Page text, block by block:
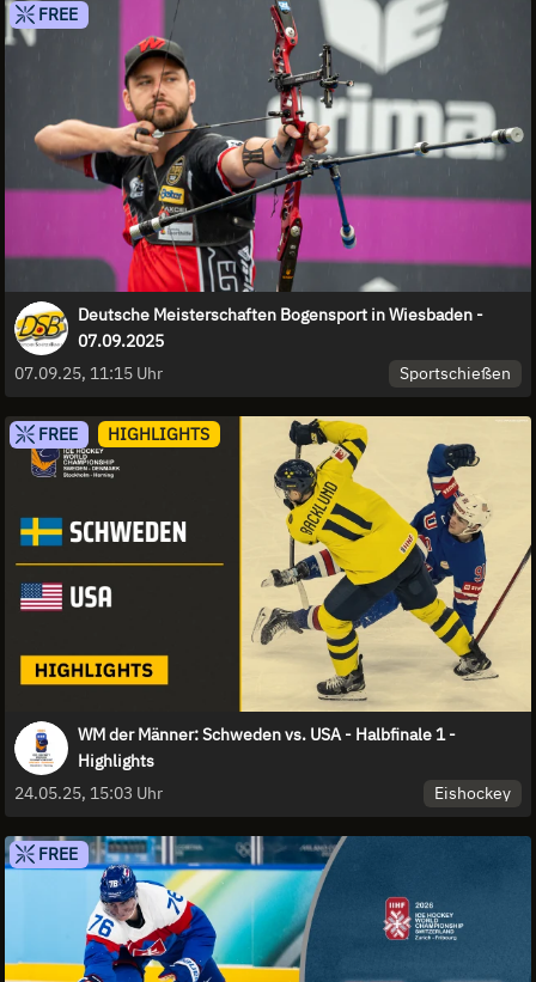
FREE
Deutsche Meisterschaften Bogensport in Wiesbaden -
07.09.2025
07.09.25, 11:15 Uhr
Sportschießen
FREE HIGHLIGHTS
WM der Männer: Schweden vs. USA - Halbfinale 1 -
Highlights
24.05.25, 15:03 Uhr
Eishockey
FREE